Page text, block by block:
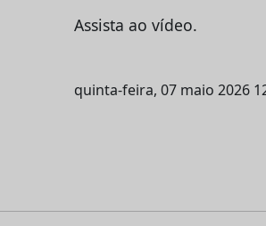
Assista ao vídeo.
quinta-feira, 07 maio 2026